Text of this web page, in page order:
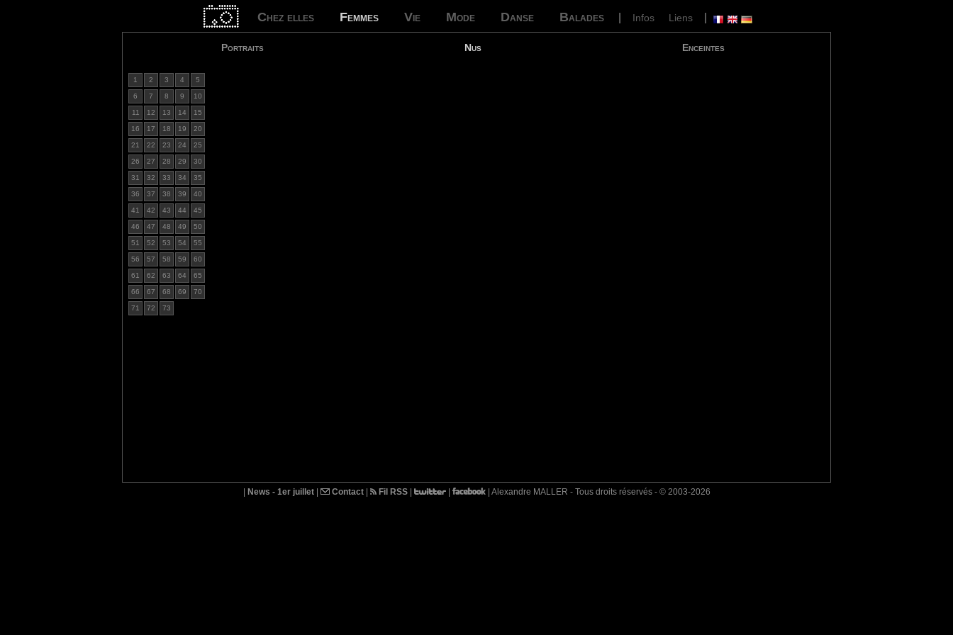
Chez elles Femmes Vie Mode Danse Balades Infos Liens
Portraits Nus Enceintes
1 2 3 4 5
6 7 8 9 10
11 12 13 14 15
16 17 18 19 20
21 22 23 24 25
26 27 28 29 30
31 32 33 34 35
36 37 38 39 40
41 42 43 44 45
46 47 48 49 50
51 52 53 54 55
56 57 58 59 60
61 62 63 64 65
66 67 68 69 70
71 72 73
News - 1er juillet| Contact| Fil RSS| | | Alexandre MALLER - Tous droits réservés - © 2003-2026